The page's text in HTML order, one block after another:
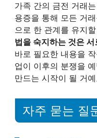
가족 간의 금전 거래
용증을 통해 모든 거
으로 한 관계를 유지
법을 숙지하는 것은
바로 필요한 내용을
업이 이후의 분쟁을
만드는 시작이 될 거
자주 묻는 질